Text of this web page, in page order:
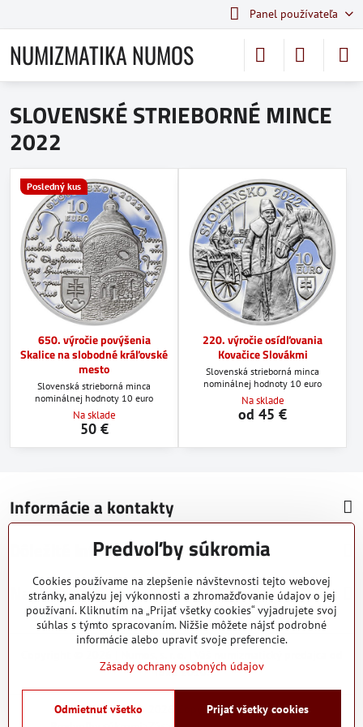
Panel používateľa
NUMIZMATIKA NUMOS
SLOVENSKÉ STRIEBORNÉ MINCE
2022
Posledný kus
650. výročie povýšenia
Skalice na slobodné kráľovské
mesto
Slovenská strieborná minca
nominálnej hodnoty 10 euro
Na sklade
50 €
220. výročie osídľovania
Kovačice Slovákmi
Slovenská strieborná minca
nominálnej hodnoty 10 euro
Na sklade
od 45 €
Informácie a kontakty
Dôležité informácie
Napíšte nám
roku 2010.
©
Copyright
Predvoľby súkromia
Cookies používame na zlepšenie návštevnosti tejto webovej
stránky, analýzu jej výkonnosti a zhromažďovanie údajov o jej
používaní. Kliknutím na „Prijať všetky cookies“ vyjadrujete svoj
súhlas s týmto spracovaním. Nižšie môžete nájsť podrobné
informácie alebo upraviť svoje preferencie.
Zásady ochrany osobných údajov
Prijať všetky cookies
Odmietnuť všetko